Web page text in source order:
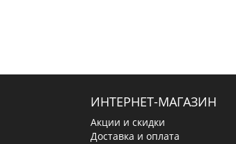
ИНТЕРНЕТ-МАГАЗИН
Акции и скидки
Доставка и оплата